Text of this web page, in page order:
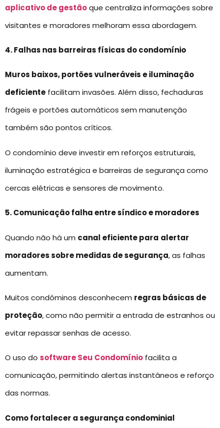
aplicativo de gestãoque centraliza informações sobre
visitantes e moradores melhoram essa abordagem.
4. Falhas nas barreiras físicas do condomínio
Muros baixos, portões vulneráveis e iluminação
deficiente facilitam invasões. Além disso, fechaduras
frágeis e portões automáticos sem manutenção
também são pontos críticos.
O condomínio deve investir em reforços estruturais,
iluminação estratégica e barreiras de segurança como
cercas elétricas e sensores de movimento.
5. Comunicação falha entre síndico e moradores
Quando não há um canal eficiente para alertar
moradores sobre medidas de segurança, as falhas
aumentam.
Muitos condôminos desconhecem regras básicas de
proteção, como não permitir a entrada de estranhos ou
evitar repassar senhas de acesso.
O uso do software Seu Condomínio facilita a
comunicação, permitindo alertas instantâneos e reforço
das normas.
Como fortalecer a segurança condominial